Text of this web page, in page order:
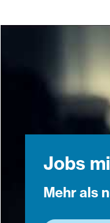
Jobs
Mehr als